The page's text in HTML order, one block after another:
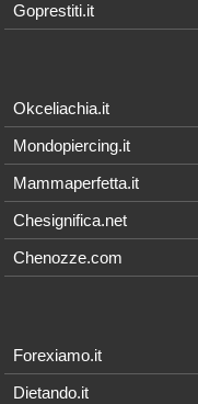
Goprestiti.it
Okceliachia.it
Mondopiercing.it
Mammaperfetta.it
Chesignifica.net
Chenozze.com
Forexiamo.it
Dietando.it